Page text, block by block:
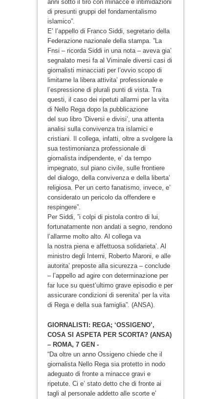
anni sotto il tiro con minacce e intimidazioni
di presunti gruppi del fondamentalismo
islamico”.
E’ l’appello di Franco Siddi, segretario della
Federazione nazionale della stampa. ”La
Fnsi – ricorda Siddi in una nota – aveva gia’
segnalato mesi fa al Viminale diversi casi di
giornalisti minacciati per l’ovvio scopo di
limitarne la libera attivita’ professionale e
l’espressione di plurali punti di vista. Tra
questi, il caso dei ripetuti allarmi per la vita
di Nello Rega dopo la pubblicazione
del suo libro ‘Diversi e divisi’, una attenta
analisi sulla convivenza tra islamici e
cristiani. Il collega, infatti, oltre a svolgere la
sua testimonianza professionale di
giornalista indipendente, e’ da tempo
impegnato, sul piano civile, sulle frontiere
del dialogo, della convivenza e della liberta’
religiosa. Per un certo fanatismo, invece, e’
considerato un pericolo da offendere e
respingere”.
Per Siddi, ”i colpi di pistola contro di lui,
fortunatamente non andati a segno, rendono
l’allarme molto alto. Al collega va
la nostra piena e affettuosa solidarieta’. Al
ministro degli Interni, Roberto Maroni, e alle
autorita’ preposte alla sicurezza – conclude
– l’appello ad agire con determinazione per
far luce su quest’ultimo grave episodio e per
assicurare condizioni di serenita’ per la vita
di Rega e della sua famiglia”. (ANSA).
GIORNALISTI: REGA; ‘OSSIGENO’,
COSA SI ASPETA PER SCORTA? (ANSA)
– ROMA, 7 GEN -
“Da oltre un anno Ossigeno chiede che il
giornalista Nello Rega sia protetto in nodo
adeguato di fronte a minacce gravi e
ripetute. Ci e’ stato detto che di fronte ai
tagli al personale addetto alle scorte e’